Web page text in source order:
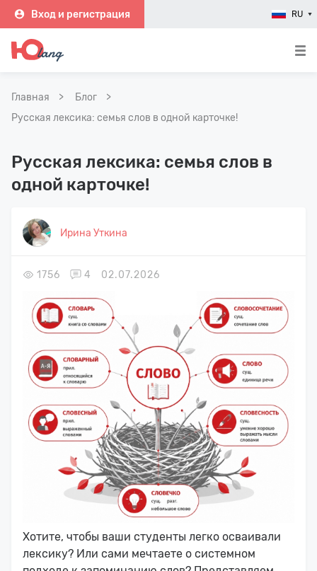
Вход и регистрация RU
Главная
Блог
Русская лексика: семья слов в одной карточке!
Русская лексика: семья слов в
одной карточке!
Ирина Уткина
1756 4 02.07.2026
Хотите, чтобы ваши студенты легко осваивали
лексику? Или сами мечтаете о системном